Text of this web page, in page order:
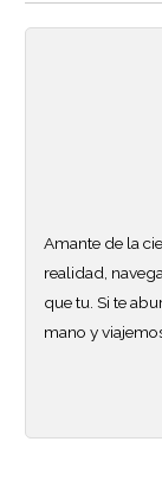
Amante de la
realidad,
que tu. Si te
mano y